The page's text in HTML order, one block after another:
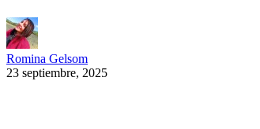
Romina Gelsom
23 septiembre, 2025